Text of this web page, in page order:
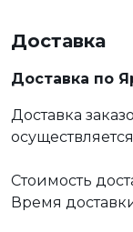
Доставка
Доставка по
Доставка
Стоимость
Время